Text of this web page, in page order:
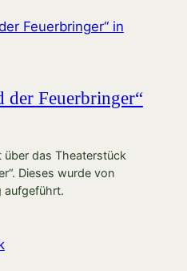
der Feuerbringer“
über das Theaterstück
Dieses wurde von
aufgeführt.